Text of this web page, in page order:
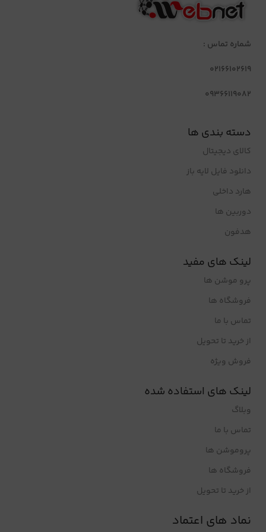
شماره تماس :
02166102619
09366119082
دسته بندی ها
کالای دیجیتال
دانلود فایل لایه باز
هارد داخلی
دوربین ها
هدفون
لینک های مفید
پرو موشن ها
فروشگاه ها
تماس با ما
از خرید تا تحویل
فروش ویژه
لینک های استفاده شده
وبلاگ
تماس با ما
پروموشن ها
فروشگاه ها
از خرید تا تحویل
نماد های اعتماد